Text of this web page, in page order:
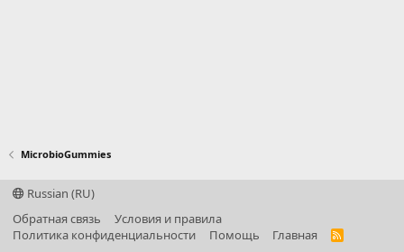
MicrobioGummies
Russian (RU)
Обратная связь
Условия и правила
Политика конфиденциальности
Помощь Главная
R